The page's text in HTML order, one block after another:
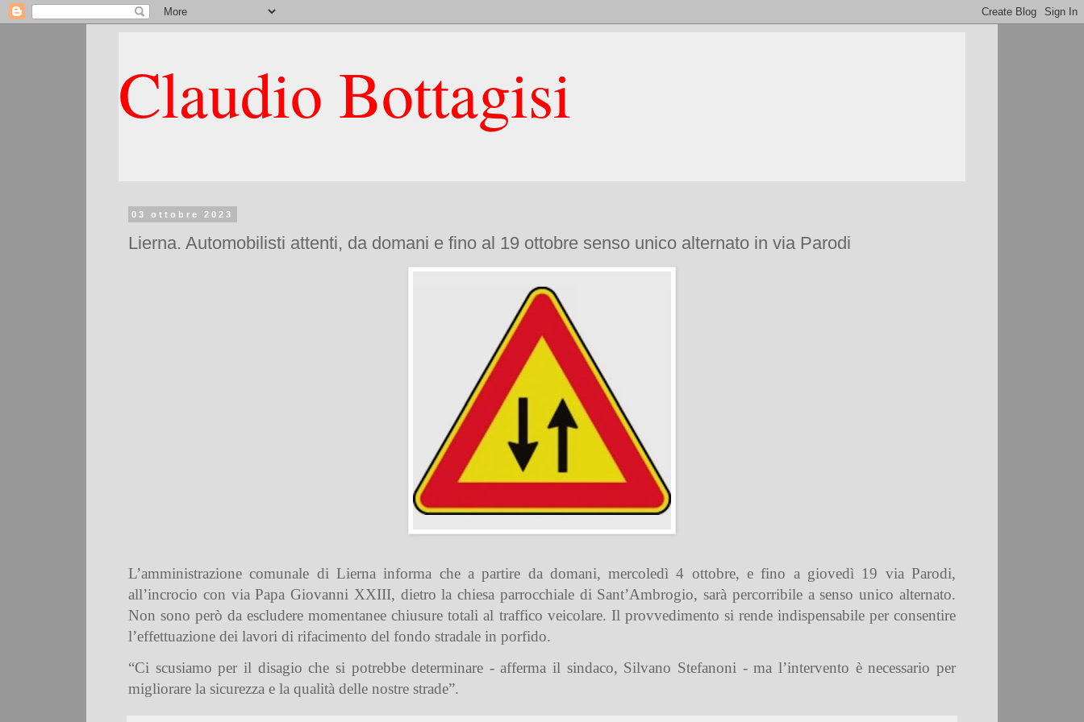
Claudio Bottagisi
03 ottobre 2023
Lierna. Automobilisti attenti, da domani e fino al 19 ottobre senso unico alternato in via Parodi
L’amministrazione comunale di Lierna informa che a partire da domani, mercoledì 4 ottobre, e fino a giovedì 19 via Parodi,
all’incrocio con via Papa Giovanni XXIII, dietro la chiesa parrocchiale di Sant’Ambrogio, sarà percorribile a senso unico alternato.
Non sono però da escludere momentanee chiusure totali al traffico veicolare. Il provvedimento si rende indispensabile per consentire
l’effettuazione dei lavori di rifacimento del fondo stradale in porfido.
“Ci scusiamo per il disagio che si potrebbe determinare - afferma il sindaco, Silvano Stefanoni - ma l’intervento è necessario per
migliorare la sicurezza e la qualità delle nostre strade”.